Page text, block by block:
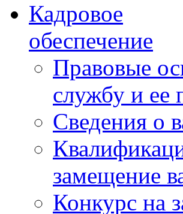
Кадровое
обеспечение
Правовые
службу и ее
Сведения о
замещение
Конкурс на